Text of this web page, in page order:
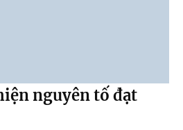
nguyên tố đạt